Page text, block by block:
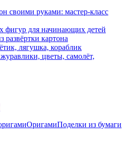
своими руками: мастер-класс
фигур для начинающих детей
развёртки картона
лягушка, кораблик
цветы, самолёт,
ОригамиПоделки из бумаги